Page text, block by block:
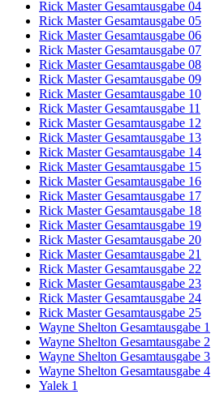
Rick Master Gesamtausgabe 04
Rick Master Gesamtausgabe 05
Rick Master Gesamtausgabe 06
Rick Master Gesamtausgabe 07
Rick Master Gesamtausgabe 08
Rick Master Gesamtausgabe 09
Rick Master Gesamtausgabe 10
Rick Master Gesamtausgabe 11
Rick Master Gesamtausgabe 12
Rick Master Gesamtausgabe 13
Rick Master Gesamtausgabe 14
Rick Master Gesamtausgabe 15
Rick Master Gesamtausgabe 16
Rick Master Gesamtausgabe 17
Rick Master Gesamtausgabe 18
Rick Master Gesamtausgabe 19
Rick Master Gesamtausgabe 20
Rick Master Gesamtausgabe 21
Rick Master Gesamtausgabe 22
Rick Master Gesamtausgabe 23
Rick Master Gesamtausgabe 24
Rick Master Gesamtausgabe 25
Wayne Shelton Gesamtausgabe 1
Wayne Shelton Gesamtausgabe 2
Wayne Shelton Gesamtausgabe 3
Wayne Shelton Gesamtausgabe 4
Yalek 1